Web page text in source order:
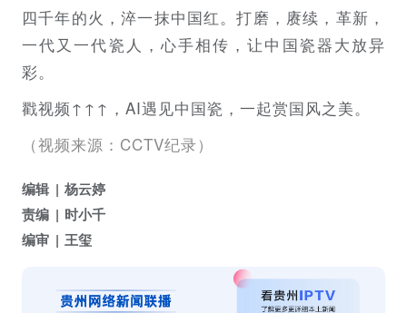
四千年的火，淬一抹中国红。打磨，赓续，革新，
一代又一代瓷人，心手相传，让中国瓷器大放异
彩。
戳视频↑↑↑，AI遇见中国瓷，一起赏国风之美。
（视频来源：CCTV纪录）
编辑
杨云婷
责编
时小千
编审
王玺